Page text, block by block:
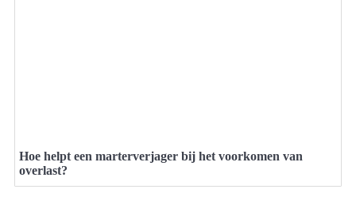
Hoe helpt een marterverjager bij het voorkomen van
overlast?